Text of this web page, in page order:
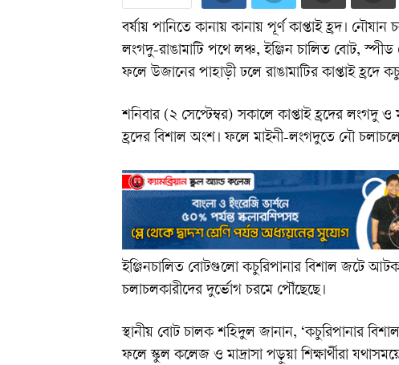
বর্ষায় পানিতে কানায় কানায় পূর্ণ কাপ্তাই হ্রদ।
লংগদু-রাঙামাটি পথে লঞ্চ, ইঞ্জিন চালিত বোট,
ফলে উজানের পাহাড়ী ঢলে রাঙামাটির কাপ্তাই হ্রদে
শনিবার (২ সেপ্টেম্বর) সকালে কাপ্তাই হ্রদের লংগদু
হ্রদের বিশাল অংশ। ফলে মাইনী-লংগদুতে নৌ
ইঞ্জিনচালিত বোটগুলো কচুরিপানার বিশাল জটে
চলাচলকারীদের দুর্ভোগ চরমে পৌঁছেছে।
স্থানীয় বোট চালক শহিদুল জানান, ‘কচুরিপানার
ফলে স্কুল কলেজ ও মাদ্রাসা পড়ুয়া শিক্ষার্থীরা